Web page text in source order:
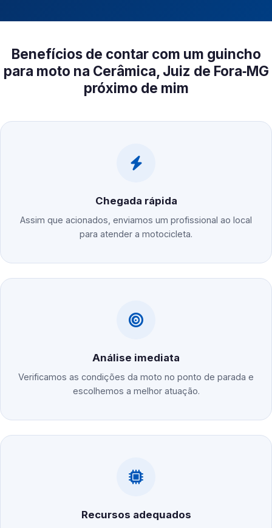
Benefícios de contar com um guincho
para moto na Cerâmica, Juiz de Fora‑MG
próximo de mim
Chegada rápida
Assim que acionados, enviamos um profissional ao local
para atender a motocicleta.
Análise imediata
Verificamos as condições da moto no ponto de parada e
escolhemos a melhor atuação.
Recursos adequados